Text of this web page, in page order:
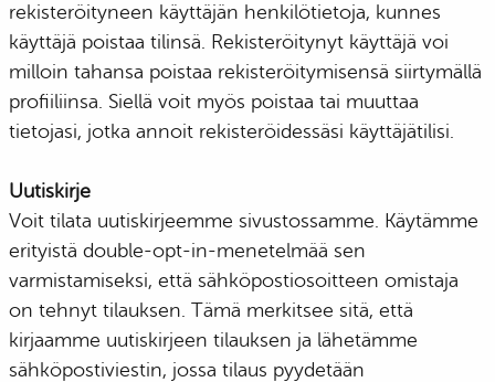
rekisteröityneen käyttäjän henkilötietoja, kunnes
käyttäjä poistaa tilinsä. Rekisteröitynyt käyttäjä voi
milloin tahansa poistaa rekisteröitymisensä siirtymällä
profiiliinsa. Siellä voit myös poistaa tai muuttaa
tietojasi, jotka annoit rekisteröidessäsi käyttäjätilisi.
Uutiskirje
Voit tilata uutiskirjeemme sivustossamme. Käytämme
erityistä double-opt-in-menetelmää sen
varmistamiseksi, että sähköpostiosoitteen omistaja
on tehnyt tilauksen. Tämä merkitsee sitä, että
kirjaamme uutiskirjeen tilauksen ja lähetämme
sähköpostiviestin, jossa tilaus pyydetään